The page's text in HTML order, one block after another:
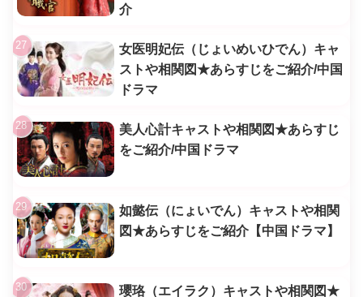
介
女医明妃伝（じょいめいひでん）キャ
ストや相関図★あらすじをご紹介/中国
ドラマ
美人心計キャストや相関図★あらすじ
をご紹介/中国ドラマ
如懿伝（にょいでん）キャストや相関
図★あらすじをご紹介【中国ドラマ】
瓔珞（エイラク）キャストや相関図★